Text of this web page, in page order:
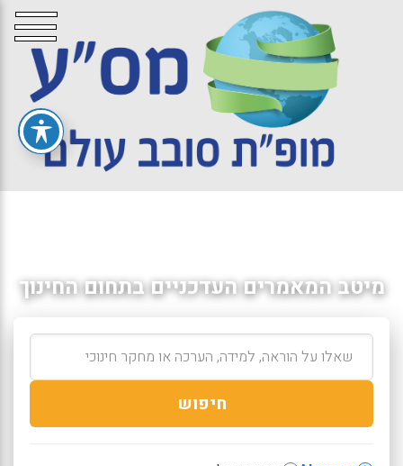
מיטב המאמרים העדכניים בתחום החינוך
חיפוש